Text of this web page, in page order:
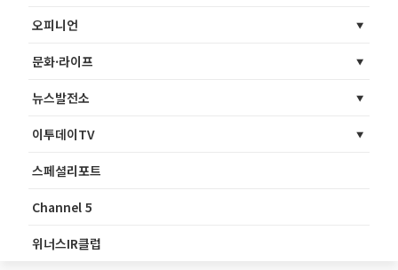
오피니언
문화·라이프
뉴스발전소
이투데이TV
스페셜리포트
Channel 5
위너스IR클럽